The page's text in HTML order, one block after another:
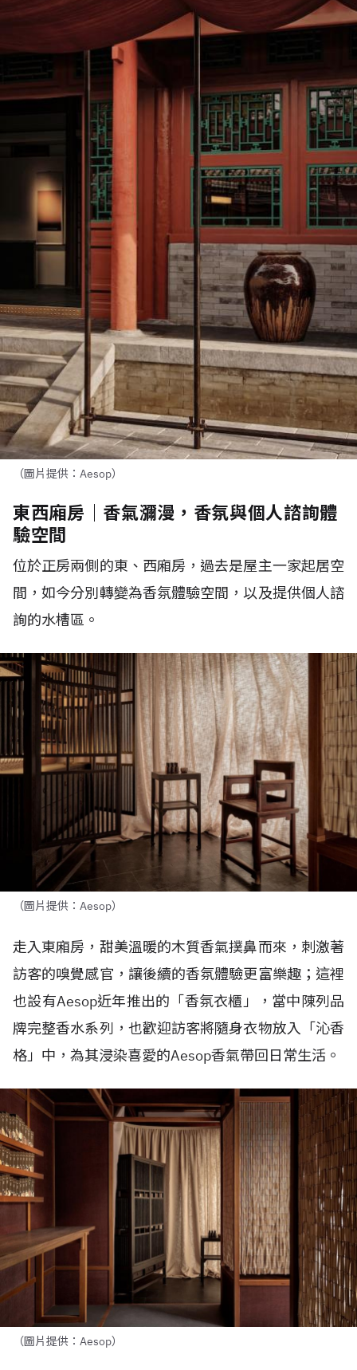
（圖片提供：Aesop）
東西廂房｜香氣瀰漫，香氛與個人諮詢體
驗空間
位於正房兩側的東、西廂房，過去是屋主一家起居空
間，如今分別轉變為香氛體驗空間，以及提供個人諮
詢的水槽區。
（圖片提供：Aesop）
走入東廂房，甜美溫暖的木質香氣撲鼻而來，刺激著
訪客的嗅覺感官，讓後續的香氛體驗更富樂趣；這裡
也設有Aesop近年推出的「香氛衣櫃」，當中陳列品
牌完整香水系列，也歡迎訪客將隨身衣物放入「沁香
格」中，為其浸染喜愛的Aesop香氣帶回日常生活。
（圖片提供：Aesop）